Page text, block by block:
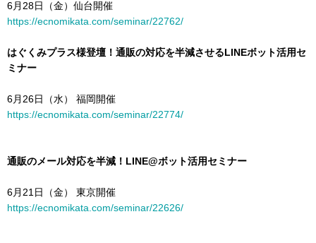
6月28日（金）仙台開催
https://ecnomikata.com/seminar/22762/
はぐくみプラス様登壇！通販の対応を半減させるLINEボット活用セ
ミナー
6月26日（水） 福岡開催
https://ecnomikata.com/seminar/22774/
通販のメール対応を半減！LINE@ボット活用セミナー
6月21日（金） 東京開催
https://ecnomikata.com/seminar/22626/